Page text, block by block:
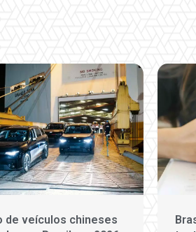
de veículos chineses